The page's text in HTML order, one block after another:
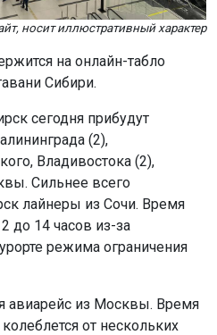
носит иллюстративный характер
на онлайн-табло
Сибири.
сегодня прибудут
(2),
Владивостока (2),
Сильнее всего
лайнеры из Сочи. Время
до 14 часов из-за
режима ограничения
авиарейс из Москвы. Время
от нескольких